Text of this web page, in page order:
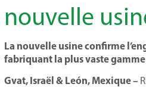
nouvelle
La nouvelle usine confirme
fabriquant la plus vaste
Gvat, Israël & León, Mexique –